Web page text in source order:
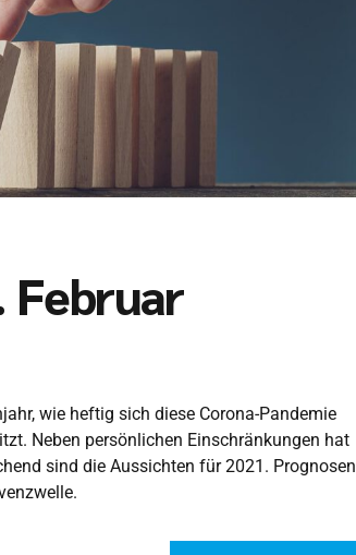
Februar
wie heftig sich diese Corona-Pandemie
Neben persönlichen Einschränkungen hat
sind die Aussichten für 2021. Prognosen